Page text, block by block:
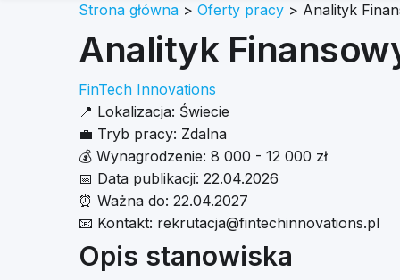
Strona główna > Oferty pracy > Analityk
Analityk
FinTech Innovations
📍 Lokalizacja: Świecie
💼 Tryb pracy: Zdalna
💰 Wynagrodzenie: 8 000 - 12 000 zł
📅 Data publikacji: 22.04.2026
⏰ Ważna do: 22.04.2027
📧 Kontakt: rekrutacja@fintechinnovations.pl
Opis stanowiska